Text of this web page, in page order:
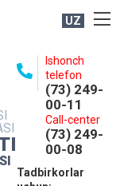
UZ
Ishonch
telefon
(73) 249-
00-11
Call-center
(73) 249-
00-08
Tadbirkorlar